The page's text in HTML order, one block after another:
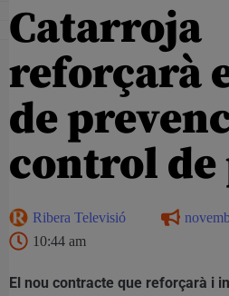
Catarroja
reforçarà
de
control de
Ribera Televisió
10:44 am
El nou contracte que reforçarà i